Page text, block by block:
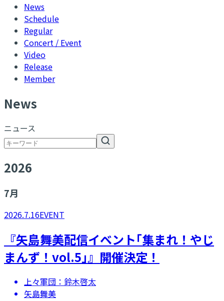
News
Schedule
Regular
Concert / Event
Video
Release
Member
News
ニュース
2026
7月
2026.7.16EVENT
『矢島舞美配信イベント｢集まれ！やじ
まんず！vol.5｣』開催決定！
上々軍団：鈴木啓太
矢島舞美